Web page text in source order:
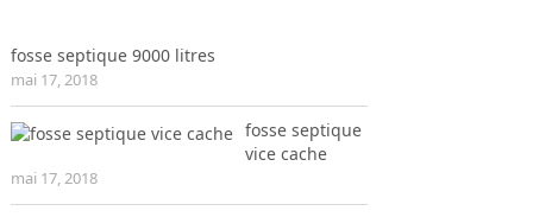
fosse septique 9000 litres
mai 17, 2018
fosse septique
vice cache
mai 17, 2018